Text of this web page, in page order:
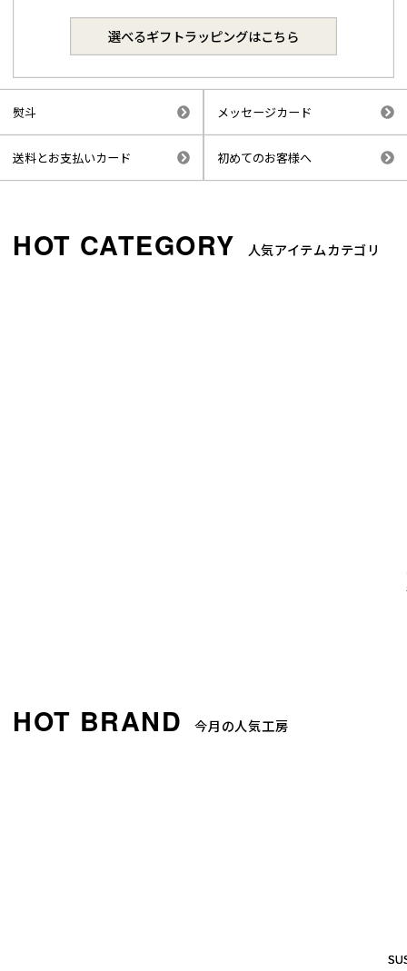
選べるギフトラッピングはこちら
熨斗 メッセージカード
送料とお支払いカード 初めてのお客様へ
人気アイテムカテゴリ
今月の人気工房